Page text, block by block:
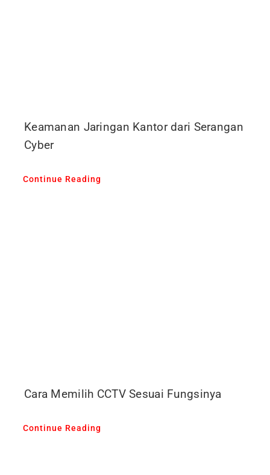
Keamanan Jaringan Kantor dari Serangan
Cyber
Continue Reading
Cara Memilih CCTV Sesuai Fungsinya
Continue Reading